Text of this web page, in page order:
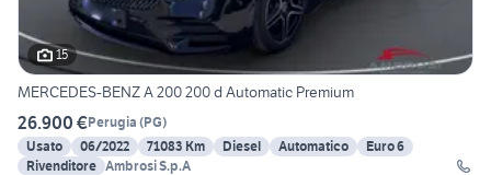
15
MERCEDES-BENZ A 200 200 d Automatic Premium
26.900 €Perugia (PG)
Usato
06/2022 71083 Km Diesel Automatico
Euro 6
Rivenditore Ambrosi S.p.A